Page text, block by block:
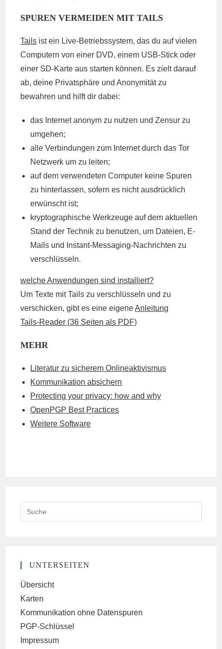
SPUREN VERMEIDEN MIT TAILS
Tails ist ein Live-Betriebssystem, das du auf vielen
Computern von einer DVD, einem USB-Stick oder
einer SD-Karte aus starten können. Es zielt darauf
ab, deine Privatsphäre und Anonymität zu
bewahren und hilft dir dabei:
das Internet anonym zu nutzen und Zensur zu
umgehen;
alle Verbindungen zum Internet durch das Tor
Netzwerk um zu leiten;
auf dem verwendeten Computer keine Spuren
zu hinterlassen, sofern es nicht ausdrücklich
erwünscht ist;
kryptographische Werkzeuge auf dem aktuellen
Stand der Technik zu benutzen, um Dateien, E-
Mails und Instant-Messaging-Nachrichten zu
verschlüsseln.
welche Anwendungen sind installiert?
Um Texte mit Tails zu verschlüsseln und zu
verschicken, gibt es eine eigeneAnleitung
Tails-Reader (36 Seiten als PDF)
MEHR
Literatur zu sicherem Onlineaktivismus
Kommunikation absichern
Protecting your privacy: how and why
OpenPGP Best Practices
Weitere Software
this
UNTERSEITEN
Übersicht
Karten
Kommunikation ohne Datenspuren
PGP-Schlüssel
Impressum